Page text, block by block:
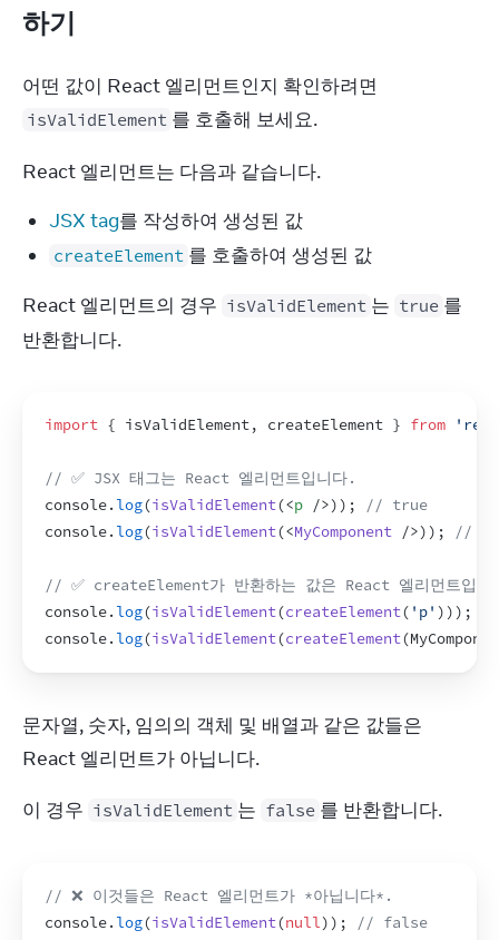
하기
isValidElement 를 호출해 보세요.
React 엘리먼트는 다음과 같습니다.
JSX tag를 작성하여 생성된 값
createElement 를 호출하여 생성된 값
React 엘리먼트의 경우 isValidElement 는 true 를
반환합니다.
import { isValidElement, createElement } from
// ✅ JSX 태그는 React 엘리먼트입니다.
console. log(isValidElement(<p />)) ;
// true
console. log(isValidElement(<MyComponent />)) ; //
// ✅ createElement가 반환하는 값은 React 엘리먼트입니
console. log(isValidElement(createElement( 'p' ))) ;
console. log(isValidElement(createElement(
문자열, 숫자, 임의의 객체 및 배열과 같은 값들은
React 엘리먼트가 아닙니다.
이 경우 isValidElement 는 false 를 반환합니다.
// ❌ 이것들은 React 엘리먼트가 *아닙니다*.
console. log(isValidElement(null)) ;
// false